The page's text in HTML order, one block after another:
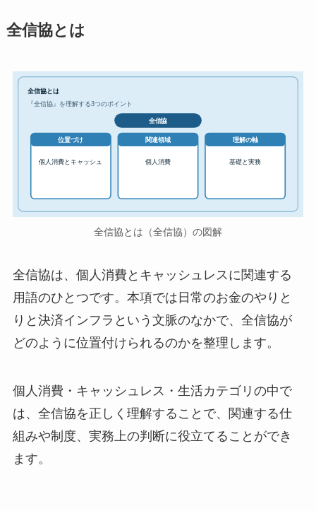
全信協とは
全信協とは
『全信協』を理解する3つのポイント
全信協
位置づけ
個人消費とキャッシュ
関連領域
個人消費
理解の軸
基礎と実務
全信協とは（全信協）の図解
全信協は、個人消費とキャッシュレスに関連する
用語のひとつです。本項では日常のお金のやりと
りと決済インフラという文脈のなかで、全信協が
どのように位置付けられるのかを整理します。
個人消費・キャッシュレス・生活カテゴリの中で
は、全信協を正しく理解することで、関連する仕
組みや制度、実務上の判断に役立てることができ
ます。